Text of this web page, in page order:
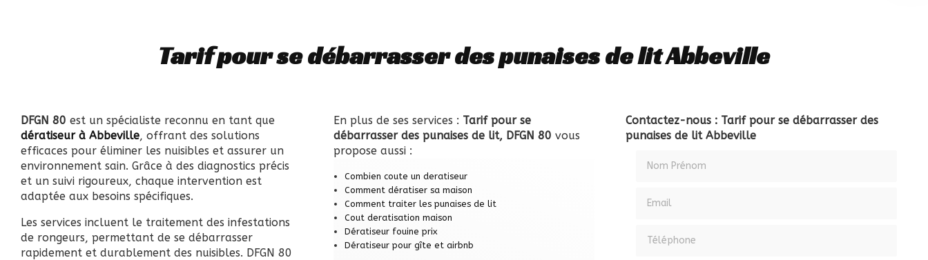
Tarif pour se débarrasser des punaises de lit Abbeville
DFGN 80 est un spécialiste reconnu en tant que
dératiseur à Abbeville, offrant des solutions
efficaces pour éliminer les nuisibles et assurer un
environnement sain. Grâce à des diagnostics précis
et un suivi rigoureux, chaque intervention est
adaptée aux besoins spécifiques.
Les services incluent le traitement des infestations
de rongeurs, permettant de se débarrasser
rapidement et durablement des nuisibles. DFGN 80
En plus de ses services : Tarif pour se
débarrasser des punaises de lit, DFGN 80 vous
propose aussi :
Combien coute un deratiseur
Comment dératiser sa maison
Comment traiter les punaises de lit
Cout deratisation maison
Dératiseur fouine prix
Dératiseur pour gîte et airbnb
Contactez-nous : Tarif pour se débarrasser des
punaises de lit Abbeville